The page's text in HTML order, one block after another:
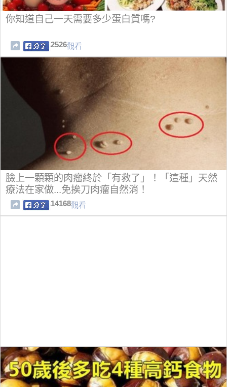
你知道自己一天需要多少蛋白質嗎?
2526觀看
臉上一顆顆的肉瘤終於「有救了」！「這種」天然
療法在家做...免挨刀肉瘤自然消！
14168觀看